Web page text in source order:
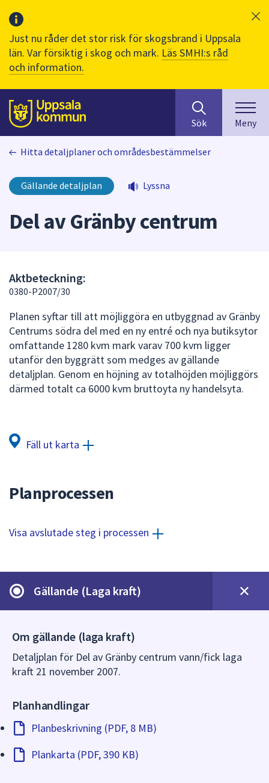
Just nu råder det stor risk för skogsbrand i Uppsala
län. Var försiktig i skog och mark. Läs SMHI:s råd
och information.
Till sidans
huvudinnehåll
efter
innehåll
på
webbplatsen.
i
under
fältet.
Använd
piltangenterna
för
att
navigera
Sök Meny
Hitta detaljplaner och områdesbestämmelser
Gällande detaljplan Lyssna
Del av Gränby centrum
Aktbeteckning:
0380-P2007/30
Planen syftar till att möjliggöra en utbyggnad av Gränby
Centrums södra del med en ny entré och nya butiksytor
omfattande 1280 kvm mark varav 700 kvm ligger
utanför den byggrätt som medges av gällande
detaljplan. Genom en höjning av totalhöjden möjliggörs
därmed totalt ca 6000 kvm bruttoyta ny handelsyta.
Fäll ut karta
Planprocessen
Visa avslutade steg i processen
Gällande (Laga kraft)
Om gällande (laga kraft)
Detaljplan för Del av Gränby centrum vann/fick laga
kraft 21 november 2007.
Planhandlingar
Planbeskrivning (PDF, 8 MB)
Plankarta (PDF, 390 KB)